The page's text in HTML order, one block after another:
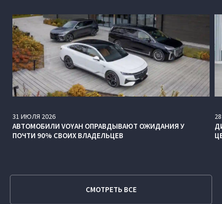
31 ИЮЛЯ 2026
АВТОМОБИЛИ VOYAH ОПРАВДЫВАЮТ ОЖИДАНИЯ У
ПОЧТИ 90% СВОИХ ВЛАДЕЛЬЦЕВ
28
СМОТРЕТЬ ВСЕ